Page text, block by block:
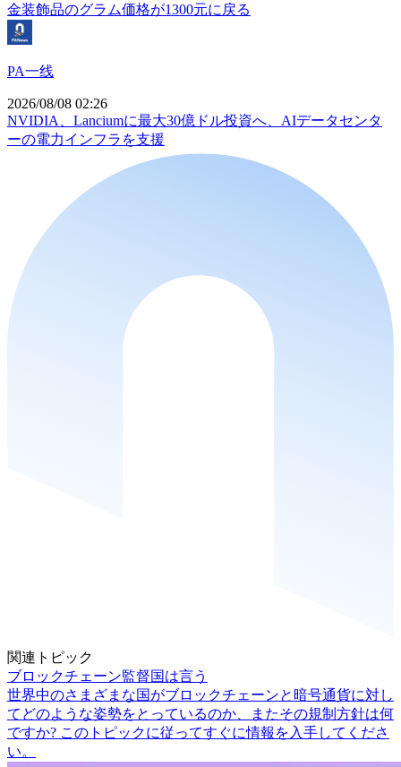
金装飾品のグラム価格が1300元に戻る
PA一线
2026/08/08 02:26
NVIDIA、Lanciumに最大30億ドル投資へ、AIデータセンタ
ーの電力インフラを支援
関連トピック
ブロックチェーン監督国は言う
世界中のさまざまな国がブロックチェーンと暗号通貨に対し
てどのような姿勢をとっているのか、またその規制方針は何
ですか? このトピックに従ってすぐに情報を入手してくださ
い。